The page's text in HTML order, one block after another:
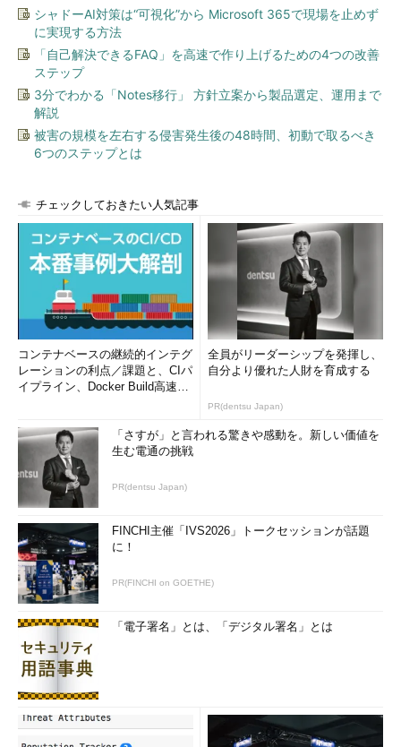
シャドーAI対策は“可視化”から Microsoft 365で現場を止めず
に実現する方法
「自己解決できるFAQ」を高速で作り上げるための4つの改善
ステップ
3分でわかる「Notes移行」 方針立案から製品選定、運用まで
解説
被害の規模を左右する侵害発生後の48時間、初動で取るべき
6つのステップとは
チェックしておきたい人気記事
コンテナベースの継続的インテグ
レーションの利点／課題と、CIパ
イプライン、Docker Build高速化
全員がリーダーシップを発揮し、
自分より優れた人財を育成する
PR(dentsu Japan)
「さすが」と言われる驚きや感動を。新しい価値を
生む電通の挑戦
PR(dentsu Japan)
FINCHI主催「IVS2026」トークセッションが話題
に！
PR(FINCHI on GOETHE)
「電子署名」とは、「デジタル署名」とは